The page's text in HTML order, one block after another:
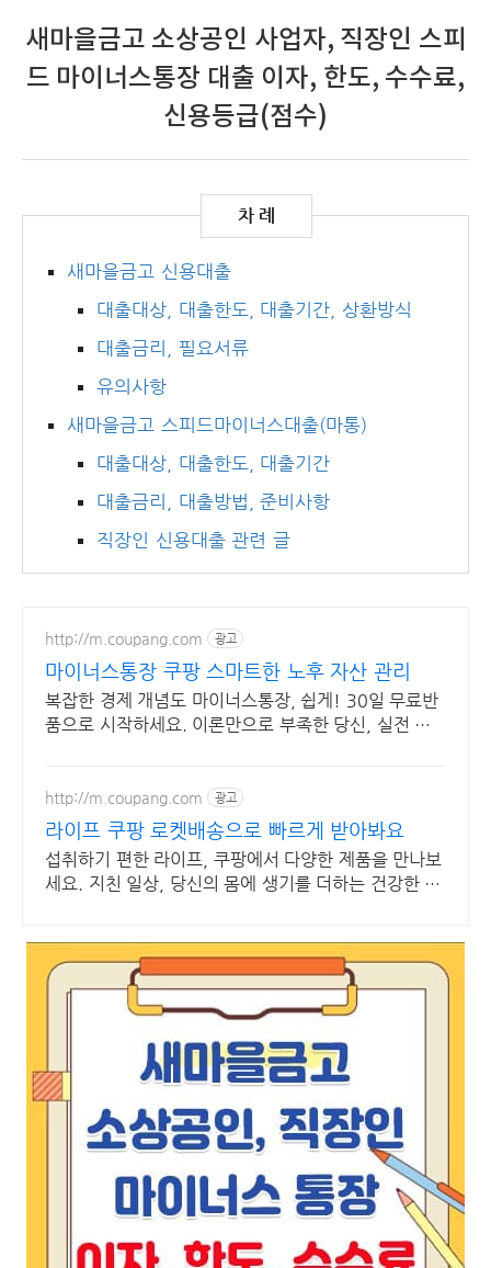
새마을금고 소상공인 사업자, 직장인 스피
드 마이너스통장 대출 이자, 한도, 수수료,
신용등급(점수)
새마을금고 신용대출
대출대상, 대출한도, 대출기간, 상환방식
대출금리, 필요서류
유의사항
새마을금고 스피드마이너스대출(마통)
대출대상, 대출한도, 대출기간
대출금리, 대출방법, 준비사항
직장인 신용대출 관련 글
http://m.coupang.com 광고
마이너스통장 쿠팡 스마트한 노후 자산 관리
복잡한 경제 개념도 마이너스통장, 쉽게! 30일 무료반
품으로 시작하세요. 이론만으로 부족한 당신, 실전 투
http://m.coupang.com 광고
라이프 쿠팡 로켓배송으로 빠르게 받아봐요
섭취하기 편한 라이프, 쿠팡에서 다양한 제품을 만나보
세요. 지친 일상, 당신의 몸에 생기를 더하는 건강한 선